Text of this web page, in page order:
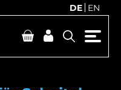
DE EN